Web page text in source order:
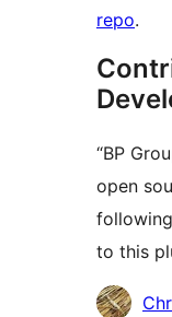
repo.
“BP
open
to this